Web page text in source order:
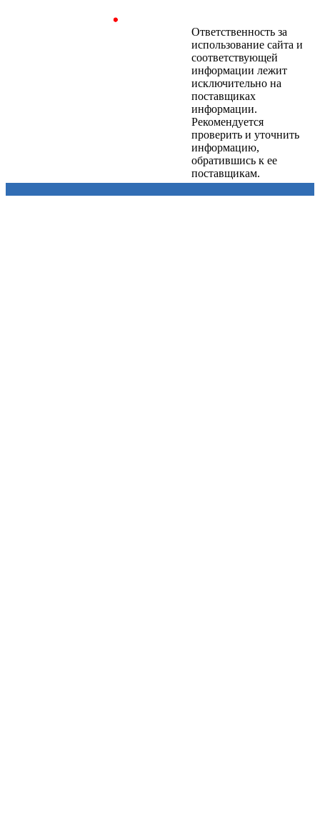
Ответственность за
использование сайта и
соответствующей
информации лежит
исключительно на
поставщиках
информации.
Рекомендуется
проверить и уточнить
информацию,
обратившись к ее
поставщикам.